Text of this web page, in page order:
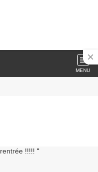
MENU